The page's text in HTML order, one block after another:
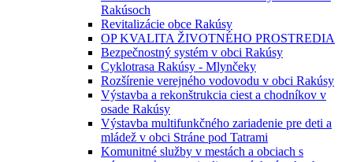
Rakúsoch
Revitalizácie obce Rakúsy
OP KVALITA ŽIVOTNÉHO PROSTREDIA
Bezpečnostný systém v obci Rakúsy
Cyklotrasa Rakúsy - Mlynčeky
Rozšírenie verejného vodovodu v obci Rakúsy
Výstavba a rekonštrukcia ciest a chodníkov v
osade Rakúsy
Výstavba multifunkčného zariadenie pre deti a
mládež v obci Stráne pod Tatrami
Komunitné služby v mestách a obciach s